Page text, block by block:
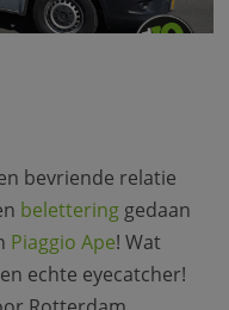
bevriende relatie
belettering gedaan
Piaggio Ape! Wat
echte eyecatcher!